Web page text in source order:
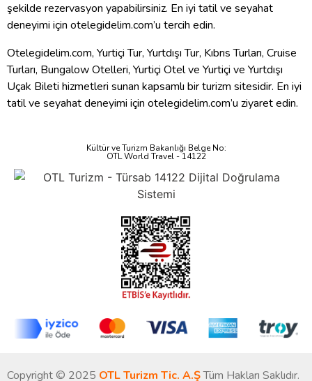
şekilde rezervasyon yapabilirsiniz. En iyi tatil ve seyahat
deneyimi için otelegidelim.com’u tercih edin.
Otelegidelim.com, Yurtiçi Tur, Yurtdışı Tur, Kıbrıs Turları, Cruise
Turları, Bungalow Otelleri, Yurtiçi Otel ve Yurtiçi ve Yurtdışı
Uçak Bileti hizmetleri sunan kapsamlı bir turizm sitesidir. En iyi
tatil ve seyahat deneyimi için otelegidelim.com’u ziyaret edin.
Kültür ve Turizm Bakanlığı Belge No:
OTL World Travel - 14122
Copyright © 2025 OTL Turizm Tic. A.ŞTüm Hakları Saklıdır.